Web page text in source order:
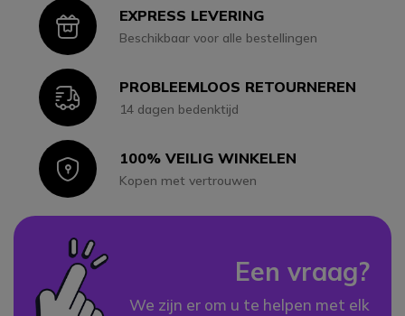
IconEXPRESS LEVERING
Beschikbaar voor alle bestellingen
IconPROBLEEMLOOS RETOURNEREN
14 dagen bedenktijd
Icon100% VEILIG WINKELEN
Kopen met vertrouwen
Een vraag?
We zijn er om u te helpen met elk